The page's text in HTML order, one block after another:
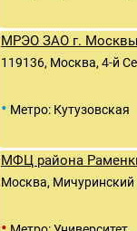
МРЭО ЗАО г.
119136, Москва, 4-й
• Метро: Кутузовская
МФЦ района
Москва, Мичуринский